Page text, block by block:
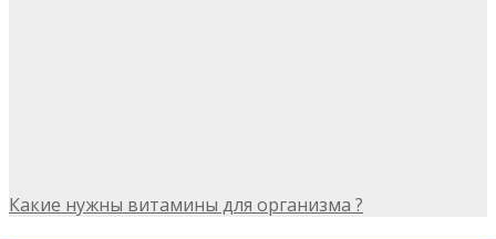
Какие нужны витамины для организма ?